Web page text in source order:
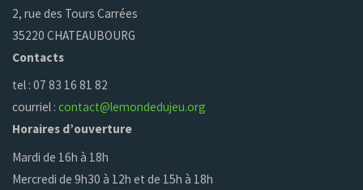
2, rue des Tours Carrées
35220 CHATEAUBOURG
Contacts
tel : 07 83 16 81 82
courriel :contact@lemondedujeu.org
Horaires d’ouverture
Mardi de 16h à 18h
Mercredi de 9h30 à 12h et de 15h à 18h